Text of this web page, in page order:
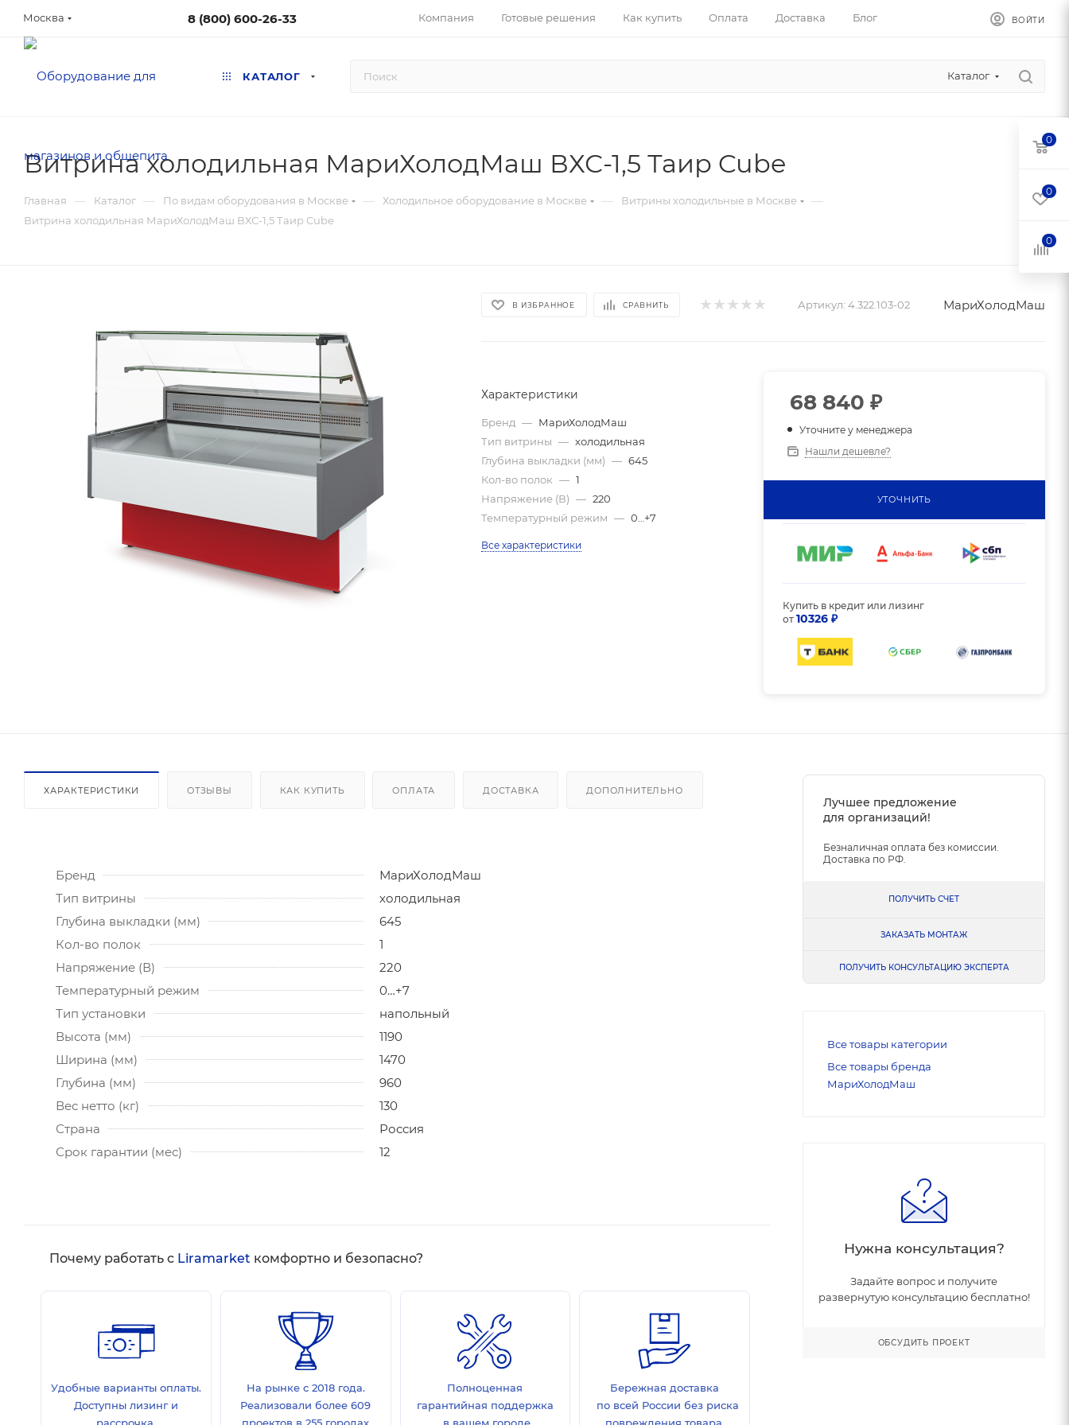
Москва 8 (800) 600-26-33 Компания Готовые решения Как купить Оплата Доставка Блог ВОЙТИ
КАТАЛОГ Каталог
Витрина холодильная МариХолодМаш ВХС-1,5 Таир Cube
Главная — Каталог — По видам оборудования в Москве — Холодильное оборудование в Москве — Витрины холодильные в Москве —
Витрина холодильная МариХолодМаш ВХС-1,5 Таир Cube
В ИЗБРАННОЕ СРАВНИТЬ Артикул: 4.322.103-02 МариХолодМаш
Характеристики
Бренд — МариХолодМаш
Тип витрины — холодильная
Глубина выкладки (мм) — 645
Кол-во полок — 1
Напряжение (В) — 220
Температурный режим — 0…+7
Все характеристики
68 840 ₽
Уточните у менеджера
Нашли дешевле?
УТОЧНИТЬ
Купить в кредит или лизинг
от10326 ₽
ХАРАКТЕРИСТИКИ ОТЗЫВЫ КАК КУПИТЬ ОПЛАТА ДОСТАВКА ДОПОЛНИТЕЛЬНО
Бренд
МариХолодМаш
Тип витрины
холодильная
Глубина выкладки (мм)
645
Кол-во полок
1
Напряжение (В)
220
Температурный режим
0…+7
Тип установки
напольный
Высота (мм)
1190
Ширина (мм)
1470
Глубина (мм)
960
Вес нетто (кг)
130
Страна
Россия
Срок гарантии (мес)
12
Почему работать с Liramarket комфортно и безопасно?
Удобные варианты оплаты.
Доступны лизинг и
рассрочка.
На рынке с 2018 года.
Реализовали более 609
проектов в 255 городах
Полноценная
гарантийная поддержка
в вашем городе.
Бережная доставка
по всей России без риска
повреждения товара.
Лучшее предложение
для организаций!
Безналичная оплата без комиссии.
Доставка по РФ.
ПОЛУЧИТЬ СЧЕТ
ЗАКАЗАТЬ МОНТАЖ
ПОЛУЧИТЬ КОНСУЛЬТАЦИЮ ЭКСПЕРТА
Все товары категории
Все товары бренда
МариХолодМаш
Нужна консультация?
Задайте вопрос и получите
развернутую консультацию бесплатно!
ОБСУДИТЬ ПРОЕКТ
0
0
0